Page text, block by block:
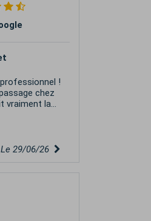
avec
Marco qui
Le 16/06/26